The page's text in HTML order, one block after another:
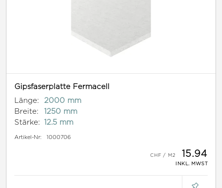
Gipsfaserplatte Fermacell
Länge:
2000 mm
Breite:
1250 mm
Stärke: 12.5 mm
Artikel-Nr: 1000706
15.94
INKL. MWST